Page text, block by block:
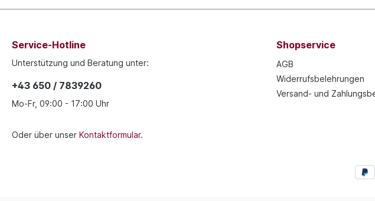
Service-Hotline
Unterstützung und Beratung unter:
+43 650 / 7839260
Mo-Fr, 09:00 - 17:00 Uhr
Oder über unser Kontaktformular.
Shopservice
AGB
Widerrufsbelehrungen
Versand- und